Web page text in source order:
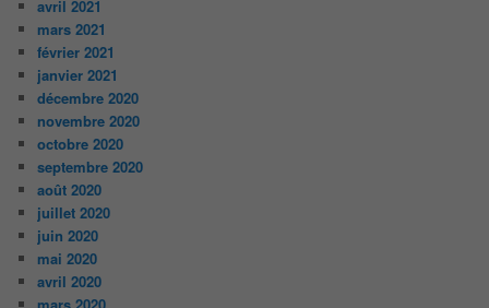
avril 2021
mars 2021
février 2021
janvier 2021
décembre 2020
novembre 2020
octobre 2020
septembre 2020
août 2020
juillet 2020
juin 2020
mai 2020
avril 2020